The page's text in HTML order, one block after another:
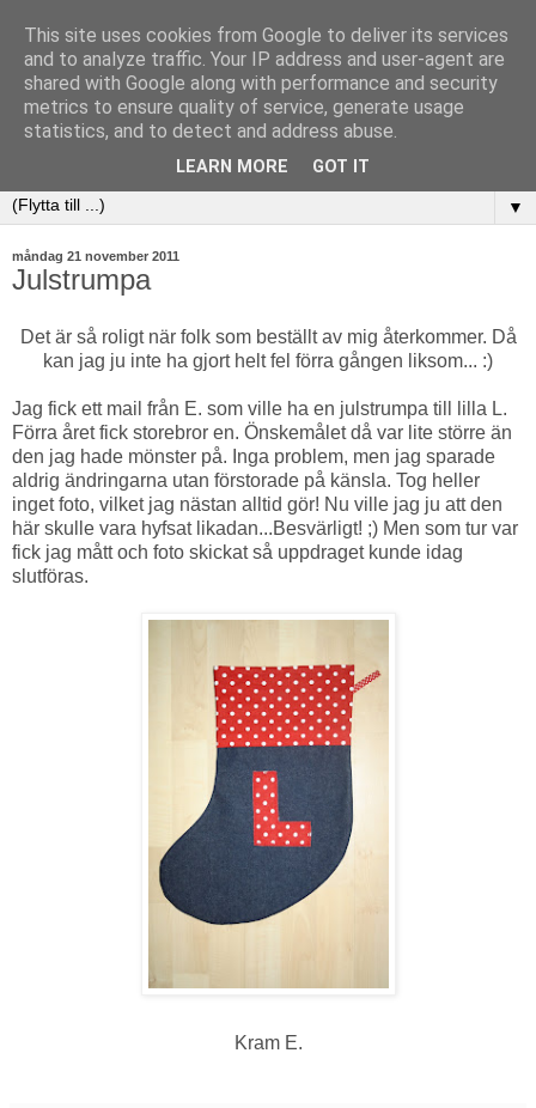
▼
måndag 21 november 2011
Julstrumpa
Det är så roligt när folk som beställt av mig återkommer. Då
kan jag ju inte ha gjort helt fel förra gången liksom... :)
Jag fick ett mail från E. som ville ha en julstrumpa till lilla L.
Förra året fick storebror en. Önskemålet då var lite större än
den jag hade mönster på. Inga problem, men jag sparade
aldrig ändringarna utan förstorade på känsla. Tog heller
inget foto, vilket jag nästan alltid gör! Nu ville jag ju att den
här skulle vara hyfsat likadan...Besvärligt! ;) Men som tur var
fick jag mått och foto skickat så uppdraget kunde idag
slutföras.
Kram E.
This site uses cookies from Google to deliver its services
and to analyze traffic. Your IP address and user-agent are
shared with Google along with performance and security
metrics to ensure quality of service, generate usage
statistics, and to detect and address abuse.
LEARN MORE GOT IT